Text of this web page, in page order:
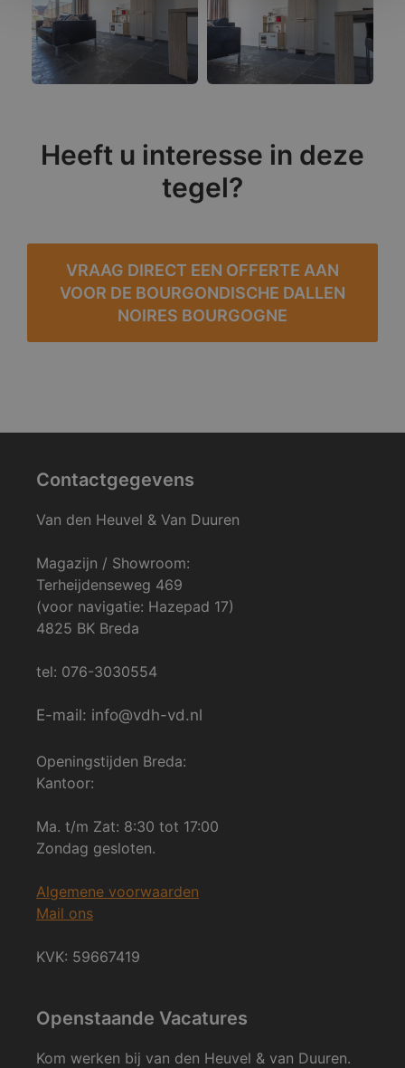
Heeft u interesse in deze
tegel?
VRAAG DIRECT EEN OFFERTE AAN
VOOR DE BOURGONDISCHE DALLEN
NOIRES BOURGOGNE
Contactgegevens
Van den Heuvel & Van Duuren
Magazijn / Showroom:
Terheijdenseweg 469
(voor navigatie: Hazepad 17)
4825 BK Breda
tel: 076-3030554
E-mail: info@vdh-vd.nl
Openingstijden Breda:
Kantoor:
Ma. t/m Zat: 8:30 tot 17:00
Zondag gesloten.
Algemene voorwaarden
Mail ons
KVK: 59667419
Openstaande Vacatures
Kom werken bij van den Heuvel & van Duuren.